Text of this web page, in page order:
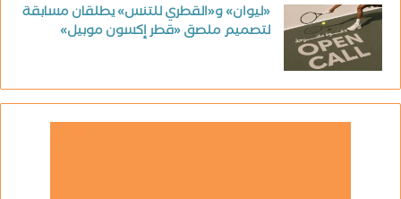
«ليوان» و«القطري للتنس» يطلقان مسابقة
لتصميم ملصق «قطر إكسون موبيل»